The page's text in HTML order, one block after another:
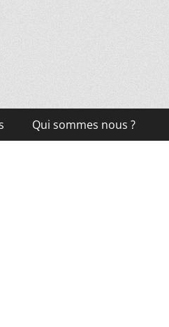
Qui sommes nous ?